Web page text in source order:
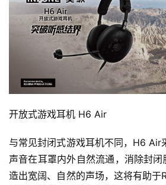
开放式游戏耳机 H6 Air
与常见封闭式游戏耳机不同，H6 Air
声音在耳罩内外自然流通，消除封闭
造出宽阔、自然的声场，这将有助于